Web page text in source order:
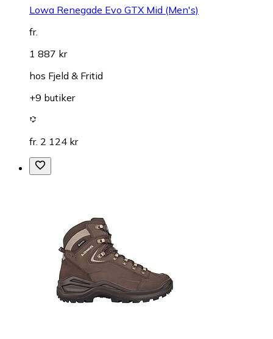
Lowa Renegade Evo GTX Mid (Men's)
fr.
1 887 kr
hos Fjeld & Fritid
+9 butiker
fr. 2 124 kr